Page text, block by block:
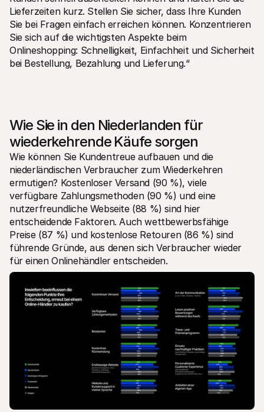
Lieferzeiten kurz. Stellen Sie sicher, dass Ihre Kunden
Sie bei Fragen einfach erreichen können. Konzentrieren
Sie sich auf die wichtigsten Aspekte beim
Onlineshopping: Schnelligkeit, Einfachheit und Sicherheit
bei Bestellung, Bezahlung und Lieferung.“
Wie Sie in den Niederlanden für
wiederkehrende Käufe sorgen
Wie können Sie Kundentreue aufbauen und die
niederländischen Verbraucher zum Wiederkehren
ermutigen? Kostenloser Versand (90 %), viele
verfügbare Zahlungsmethoden (90 %) und eine
nutzerfreundliche Webseite (88 %) sind hier
entscheidende Faktoren. Auch wettbewerbsfähige
Preise (87 %) und kostenlose Retouren (86 %) sind
führende Gründe, aus denen sich Verbraucher wieder
für einen Onlinehändler entscheiden.